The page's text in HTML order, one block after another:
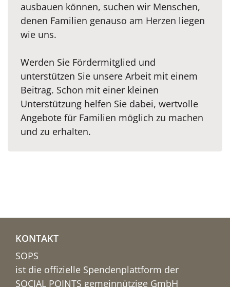
ausbauen können, suchen wir Menschen,
denen Familien genauso am Herzen liegen
wie uns.
Werden Sie Fördermitglied und
unterstützen Sie unsere Arbeit mit einem
Beitrag. Schon mit einer kleinen
Unterstützung helfen Sie dabei, wertvolle
Angebote für Familien möglich zu machen
und zu erhalten.
KONTAKT
SOPS
ist die offizielle Spendenplattform der
SOCIAL POINTS gemeinnützige GmbH